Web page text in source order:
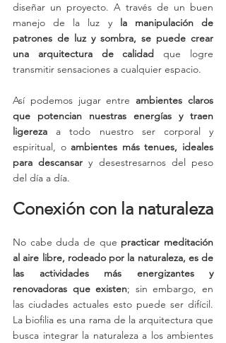
diseñar un proyecto. A través de un buen
manejo de la luz y
la manipulación de
patrones de luz y sombra, se puede crear
una arquitectura de calidad
que logre
transmitir sensaciones a cualquier espacio.
Así podemos jugar entre ambientes claros
que potencian nuestras energías y traen
ligereza a todo nuestro ser corporal y
espiritual, o ambientes más tenues, ideales
para descansar y desestresarnos del peso
del día a día.
Conexión con la naturaleza
No cabe duda de que practicar meditación
al aire libre, rodeado por la naturaleza, es de
las actividades más energizantes y
renovadoras que existen; sin embargo, en
las ciudades actuales esto puede ser difícil.
La biofilia es una rama de la arquitectura que
busca integrar la naturaleza a los ambientes